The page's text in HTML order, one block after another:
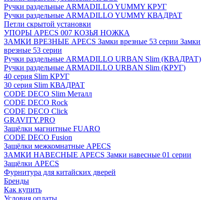
Ручки раздельные ARMADILLO YUMMY КРУГ
Ручки раздельные ARMADILLO YUMMY КВАДРАТ
Петли скрытой установки
УПОРЫ APECS 007 КОЗЬЯ НОЖКА
ЗАМКИ ВРЕЗНЫЕ APECS Замки врезные 53 серии Замки
врезные 53 серии
Ручки раздельные ARMADILLO URBAN Slim (КВАДРАТ)
Ручки раздельные ARMADILLO URBAN Slim (КРУГ)
40 серия Slim КРУГ
30 серия Slim КВАДРАТ
CODE DECO Slim Металл
CODE DECO Rock
CODE DECO Click
GRAVITY.PRO
Защёлки магнитные FUARO
CODE DECO Fusion
Защёлки межкомнатные APECS
ЗАМКИ НАВЕСНЫЕ APECS Замки навесные 01 серии
Защёлки APECS
Фурнитура для китайских дверей
Бренды
Как купить
Условия оплаты